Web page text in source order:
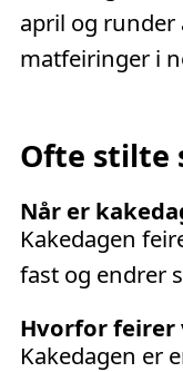
april og runder
matfeiringer i
Ofte stilte
Når er
Kakedagen
fast og endrer
Hvorfor feirer
Kakedagen er